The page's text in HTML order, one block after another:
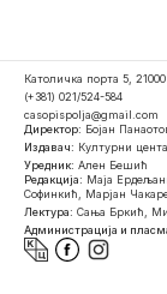
Католичка порта 5,
(+381) 021/524-584
casopispolja@gmail.com
Директор: Бојан
Издавач: Културни
Уредник: Ален Бешић
Редакција: Маја
Софинкић, Марјан
Лектура: Сања Бркић,
Администрација и